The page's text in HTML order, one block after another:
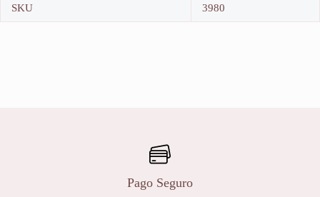
SKU 3980
Pago Seguro